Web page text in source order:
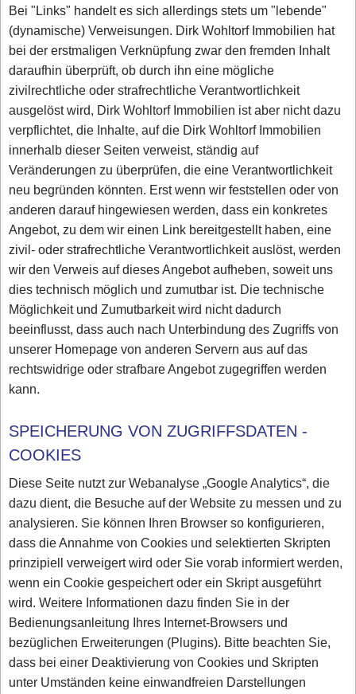
Bei "Links" handelt es sich allerdings stets um "lebende"
(dynamische) Verweisungen. Dirk Wohltorf Immobilien hat
bei der erstmaligen Verknüpfung zwar den fremden Inhalt
daraufhin überprüft, ob durch ihn eine mögliche
zivilrechtliche oder strafrechtliche Verantwortlichkeit
ausgelöst wird, Dirk Wohltorf Immobilien ist aber nicht dazu
verpflichtet, die Inhalte, auf die Dirk Wohltorf Immobilien
innerhalb dieser Seiten verweist, ständig auf
Veränderungen zu überprüfen, die eine Verantwortlichkeit
neu begründen könnten. Erst wenn wir feststellen oder von
anderen darauf hingewiesen werden, dass ein konkretes
Angebot, zu dem wir einen Link bereitgestellt haben, eine
zivil- oder strafrechtliche Verantwortlichkeit auslöst, werden
wir den Verweis auf dieses Angebot aufheben, soweit uns
dies technisch möglich und zumutbar ist. Die technische
Möglichkeit und Zumutbarkeit wird nicht dadurch
beeinflusst, dass auch nach Unterbindung des Zugriffs von
unserer Homepage von anderen Servern aus auf das
rechtswidrige oder strafbare Angebot zugegriffen werden
kann.
SPEICHERUNG VON ZUGRIFFSDATEN -
COOKIES
Diese Seite nutzt zur Webanalyse „Google Analytics“, die
dazu dient, die Besuche auf der Website zu messen und zu
analysieren. Sie können Ihren Browser so konfigurieren,
dass die Annahme von Cookies und selektierten Skripten
prinzipiell verweigert wird oder Sie vorab informiert werden,
wenn ein Cookie gespeichert oder ein Skript ausgeführt
wird. Weitere Informationen dazu finden Sie in der
Bedienungsanleitung Ihres Internet-Browsers und
bezüglichen Erweiterungen (Plugins). Bitte beachten Sie,
dass bei einer Deaktivierung von Cookies und Skripten
unter Umständen keine einwandfreien Darstellungen